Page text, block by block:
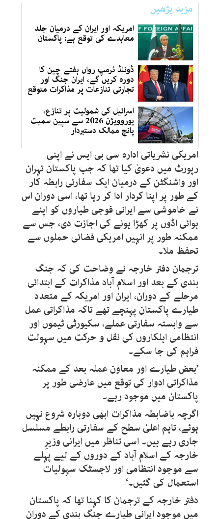
مزید پڑھیں
امریکہ اور ایران کے درمیان جلد
معاہدے کی توقع ہے: پاکستان
ڈونلڈ ٹرمپ رواں ہفتے چین کا
دورہ کریں گے، ایران جنگ اور
تجارتی تنازعات پر مذاکرات متوقع
اسرائیل کی شمولیت پر تنازع،
یوروویژن 2026 سے سپین سمیت
پانچ ممالک دستبردار
امریکی نشریاتی ادارہ سی بی ایس نے اپنی
رپورٹ میں دعویٰ کیا تھا کہ جب پاکستان تہران
اور واشنگٹن کے درمیان ایک سفارتی رابطہ کار
کے طور پر اپنا کردار ادا کر رہا تھا، اسی دوران اس
نے خاموشی سے ایرانی فوجی طیاروں کو اپنے
ہوائی اڈوں پر کھڑا ہونے کی اجازت دی، جس سے
ممکنہ طور پر انہیں امریکی فضائی حملوں سے
تحفظ ملا۔
ترجمان دفتر خارجہ نے وضاحت کی کہ جنگ
بندی کے بعد اور اسلام آباد مذاکرات کے ابتدائی
مرحلے کے دوران، ایران اور امریکہ کے متعدد
طیارے پاکستان پہنچے تھے تاکہ مذاکراتی عمل
سے وابستہ سفارتی عملے، سکیورٹی ٹیموں اور
انتظامی اہلکاروں کی نقل و حرکت میں سہولت
فراہم کی جا سکے۔
’بعض طیارے اور معاون عملہ بعد کے ممکنہ
مذاکراتی ادوار کی توقع میں عارضی طور پر
پاکستان میں موجود رہے۔
اگرچہ باضابطہ مذاکرات ابھی دوبارہ شروع نہیں
ہوئے، تاہم اعلیٰ سطح کے سفارتی رابطے مسلسل
جاری رہے ہیں۔ اسی تناظر میں ایرانی وزیرِ
خارجہ کے اسلام آباد کے دوروں کے لیے پہلے
سے موجود انتظامی اور لاجسٹک سہولیات
استعمال کی گئیں۔‘
دفتر خارجہ کے ترجمان کا کہنا تھا کہ پاکستان
میں موجود ایرانی طیارے جنگ بندی کے دوران